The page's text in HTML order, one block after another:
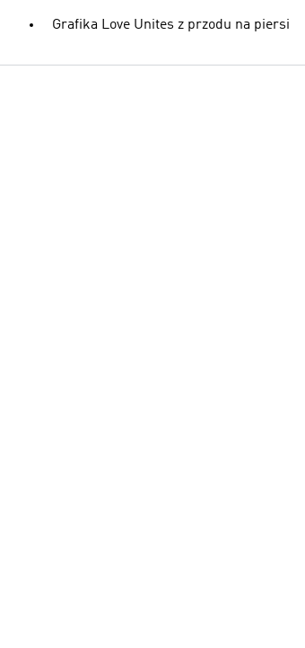
Grafika Love Unites z przodu na piersi